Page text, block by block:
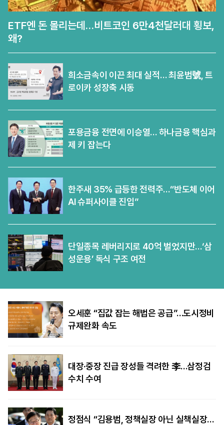
ETF엔 돈 몰리는데…비트코인 6만4천달러대 횡보,
왜?
희소금속이 이끈 최대 실적… 최윤범號, 트
로이카 성장축 시동
포용금융 전면에 이승열… 하나금융 핵심과
제 키 잡는다
한주새 35% 급등한 전력주…“반도체 이어
AI 슈퍼사이클 진입”
단일종목 레버리지로 40억 벌었지만…‘삼
성운용’ 독식 구조 여전
오세훈 “집값 잡는 해법은 공급”…도시정비
규제완화 속도
대장·중장 진급 장성들 격려한 李…삼정검
수치 수여
정점식 “김용범, 정책실장 아닌 실책실장…